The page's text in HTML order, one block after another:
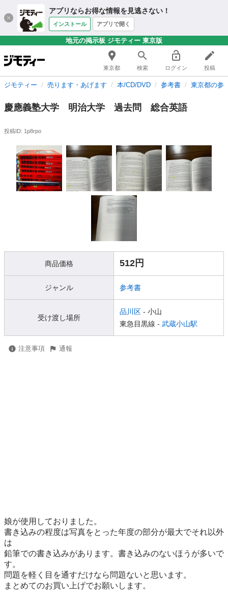
アプリならお得な情報を見逃さない！
インストール アプリで開く
地元の掲示板 ジモティー 東京版
東京都 検索 ログイン 投稿
ジモティー 売ります・あげます 本/CD/DVD 参考書 東京都の参
慶應義塾大学 明治大学 過去問 総合英語
投稿ID: 1p8rpo
商品価格 512円
ジャンル 参考書
受け渡し場所
品川区 - 小山
東急目黒線 - 武蔵小山駅
注意事項 通報
娘が使用しておりました。
書き込みの程度は写真をとった年度の部分が最大でそれ以外
は
鉛筆での書き込みがあります。書き込みのないほうが多いで
す。
問題を軽く目を通すだけなら問題ないと思います。
まとめてのお買い上げでお願いします。